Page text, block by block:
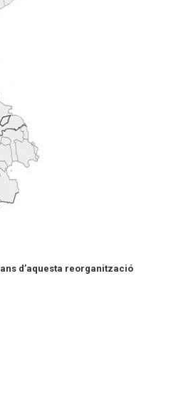
d’aquesta reorganització